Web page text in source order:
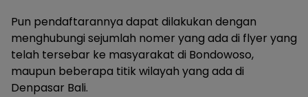
Pun pendaftarannya dapat dilakukan dengan
menghubungi sejumlah nomer yang ada di flyer yang
telah tersebar ke masyarakat di Bondowoso,
maupun beberapa titik wilayah yang ada di
Denpasar Bali.